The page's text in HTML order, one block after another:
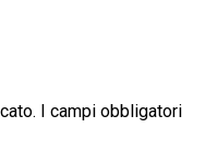
I campi obbligatori